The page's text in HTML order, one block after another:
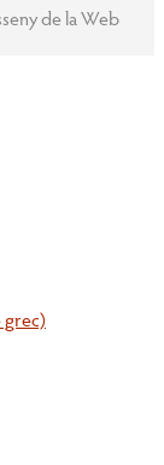
de la Web
grec)